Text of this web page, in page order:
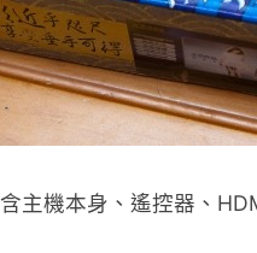
主機本身、遙控器、